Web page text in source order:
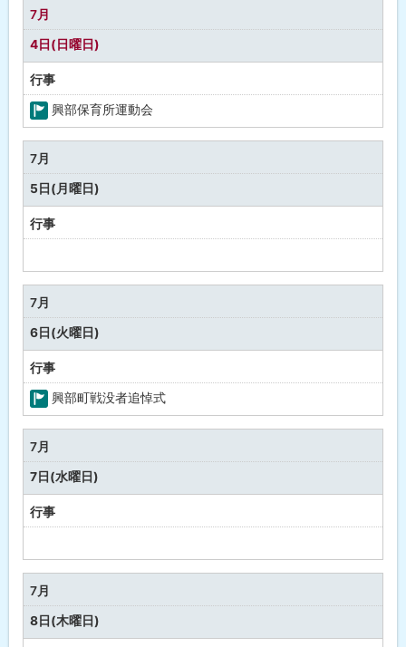
な
し
7月
4日(日曜日)
行事
町
の
行
事
興部保育所運動会
7月
5日(月曜日)
行事
定
な
し
7月
6日(火曜日)
行事
町
の
行
事
興部町戦没者追悼式
7月
7日(水曜日)
行事
定
な
し
7月
8日(木曜日)